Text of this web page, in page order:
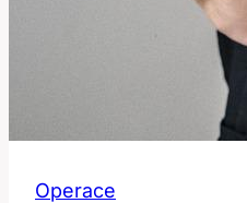
Operace